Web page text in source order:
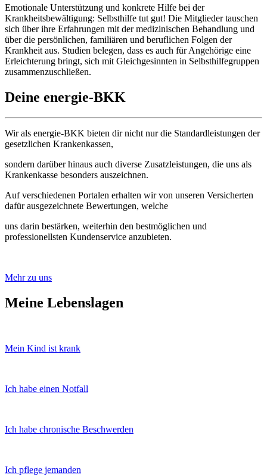
Emotionale Unterstützung und konkrete Hilfe bei der
Krankheitsbewältigung: Selbsthilfe tut gut! Die Mitglieder tauschen
sich über ihre Erfah­rungen mit der medizinischen Behandlung und
über die per­sönlichen, familiären und beruflichen Folgen der
Krankheit aus. Studien belegen, dass es auch für Angehörige eine
Erleichterung bringt, sich mit Gleichgesinnten in Selbsthilfegruppen
zusammenzuschließen.
Deine energie-BKK
Wir als energie-BKK bieten dir nicht nur die Standardleistungen der
gesetzlichen Krankenkassen,
sondern darüber hinaus auch diverse Zusatzleistungen, die uns als
Krankenkasse besonders auszeichnen.
Auf verschiedenen Portalen erhalten wir von unseren Versicherten
dafür ausgezeichnete Bewertungen, welche
uns darin bestärken, weiterhin den bestmöglichen und
professionellsten Kundenservice anzubieten.
Mehr zu uns
Meine Lebenslagen
Mein Kind ist krank
Ich habe einen Notfall
Ich habe chronische Beschwerden
Ich pflege jemanden